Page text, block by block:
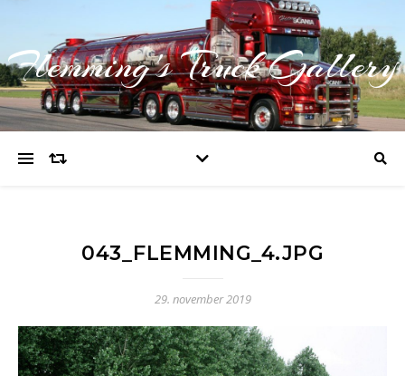
Flemming's Truck Gallery
043_FLEMMING_4.JPG
29. november 2019